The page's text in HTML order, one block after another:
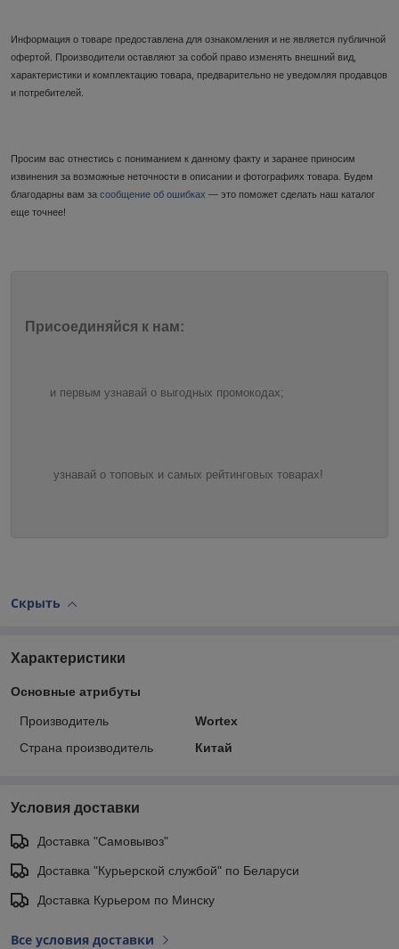
Информация о товаре предоставлена для ознакомления и не является публичной
офертой. Производители оставляют за собой право изменять внешний вид,
характеристики и комплектацию товара, предварительно не уведомляя продавцов
и потребителей.
Просим вас отнестись с пониманием к данному факту и заранее приносим
извинения за возможные неточности в описании и фотографиях товара. Будем
благодарны вам за сообщение об ошибках — это поможет сделать наш каталог
еще точнее!
Присоединяйся к нам:
и первым узнавай о выгодных промокодах;
узнавай о топовых и самых рейтинговых товарах!
Скрыть
Характеристики
Основные атрибуты
Производитель
Wortex
Страна производитель
Китай
Условия доставки
Доставка "Самовывоз"
Доставка "Курьерской службой" по Беларуси
Доставка Курьером по Минску
Все условия доставки